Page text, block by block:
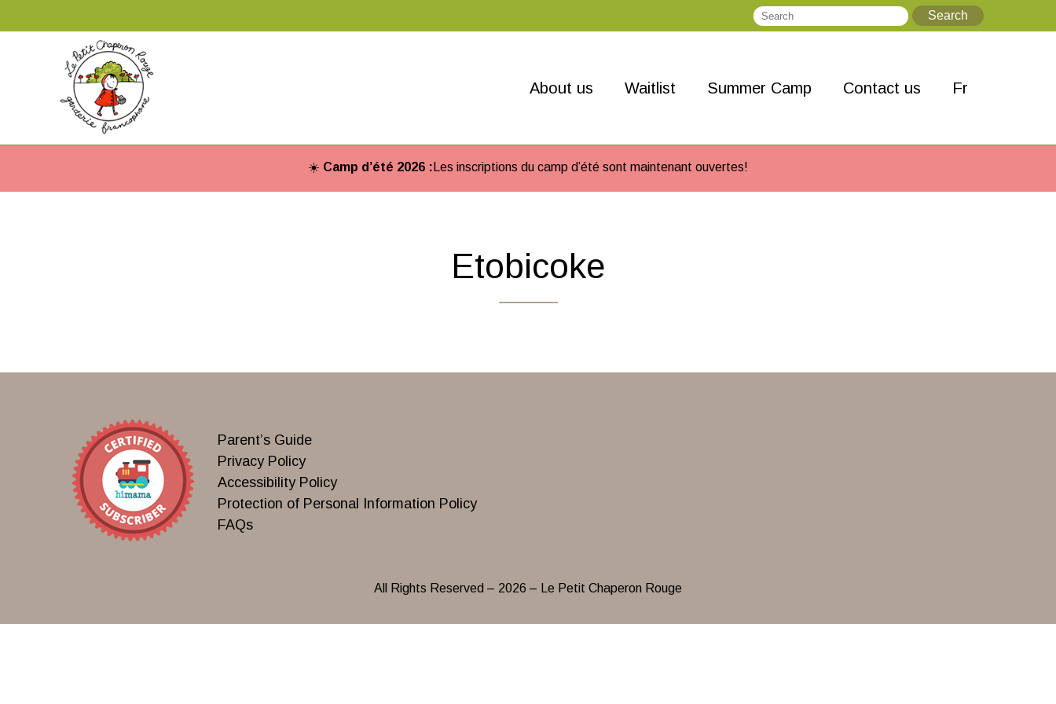
Search
About us Waitlist Summer Camp Contact us Fr
☀️ Camp d’été 2026 : Les inscriptions du camp d’été sont maintenant ouvertes!
Etobicoke
Parent’s Guide
Privacy Policy
Accessibility Policy
Protection of Personal Information Policy
FAQs
All Rights Reserved – 2026 – Le Petit Chaperon Rouge